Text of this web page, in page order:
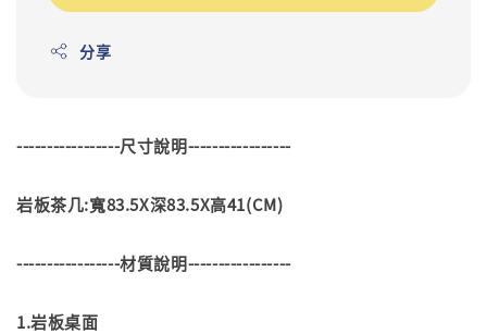
分享
-----------------尺寸說明-----------------
岩板茶几:寬83.5X深83.5X高41(CM)
-----------------材質說明-----------------
1.岩板桌面